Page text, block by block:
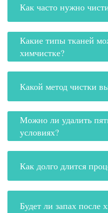
Как часто нужно
Какие типы тканей
химчистке?
Какой метод чистки
Можно ли удалить
условиях?
Как долго длится
Будет ли запах после